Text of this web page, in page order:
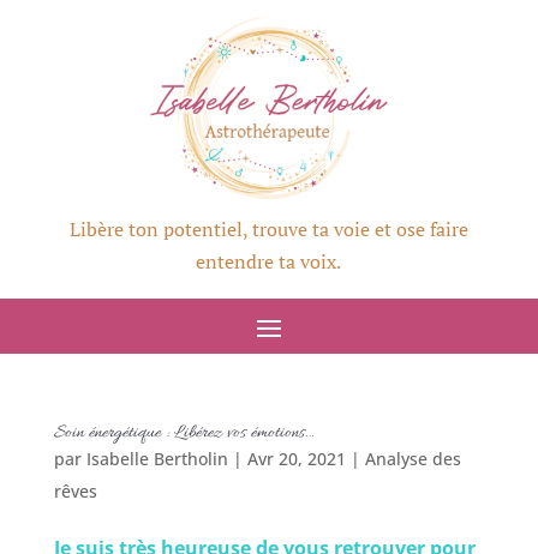
Libère ton potentiel, trouve ta voie et ose faire
entendre ta voix.
Soin énergétique : Libérez vos émotions…
par Isabelle Bertholin | Avr 20, 2021 | Analyse des
rêves
Je suis très heureuse de vous retrouver pour